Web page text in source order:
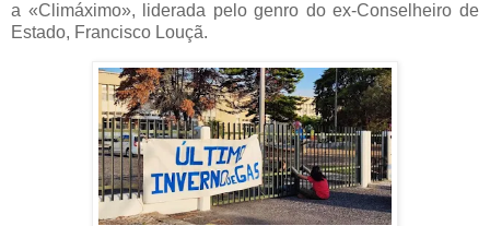
a «Climáximo», liderada pelo genro do ex-Conselheiro de
Estado, Francisco Louçã.